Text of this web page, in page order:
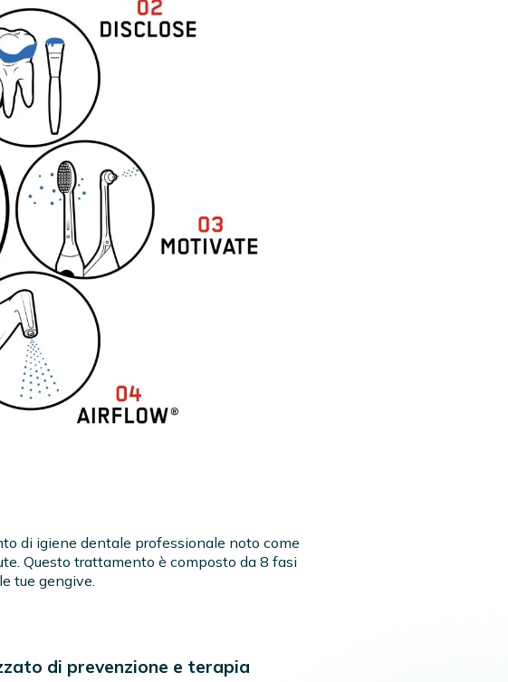
di igiene dentale professionale noto come
Questo trattamento è composto da 8 fasi
tue gengive.
di prevenzione e terapia